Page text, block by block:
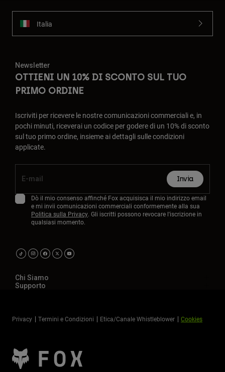
Italia
Newsletter
OTTIENI UN 10% DI SCONTO SUL TUO
PRIMO ORDINE
Iscriviti per ricevere le nostre comunicazioni commerciali e, in
pochi minuti, riceverai un codice per godere di un 10% di sconto
sul tuo primo ordine, insieme ai dettagli sulle condizioni
applicate.
Invia
Dò il mio consenso affinché Fox acquisisca il mio indirizzo email
e mi invii comunicazioni commerciali conformemente alla sua
Politica sulla Privacy. Gli iscritti possono revocare l'iscrizione in
qualsiasi momento.
Chi Siamo
Supporto
Privacy Termini e Condizioni Etica/Canale Whistleblower Cookies